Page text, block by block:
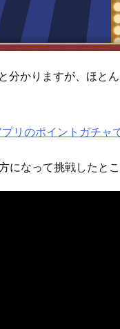
分かりますが、ほと
リのポイントガチャ
になって挑戦したとこ